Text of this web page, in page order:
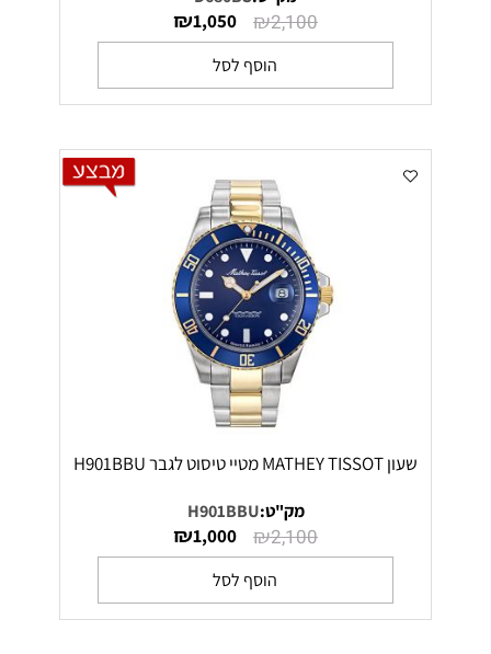
₪2,100
₪1,050
הוסף לסל
שעון MATHEY TISSOT מטיי טיסוט לגבר H901BBU
מק"ט:H901BBU
₪2,100
₪1,000
הוסף לסל